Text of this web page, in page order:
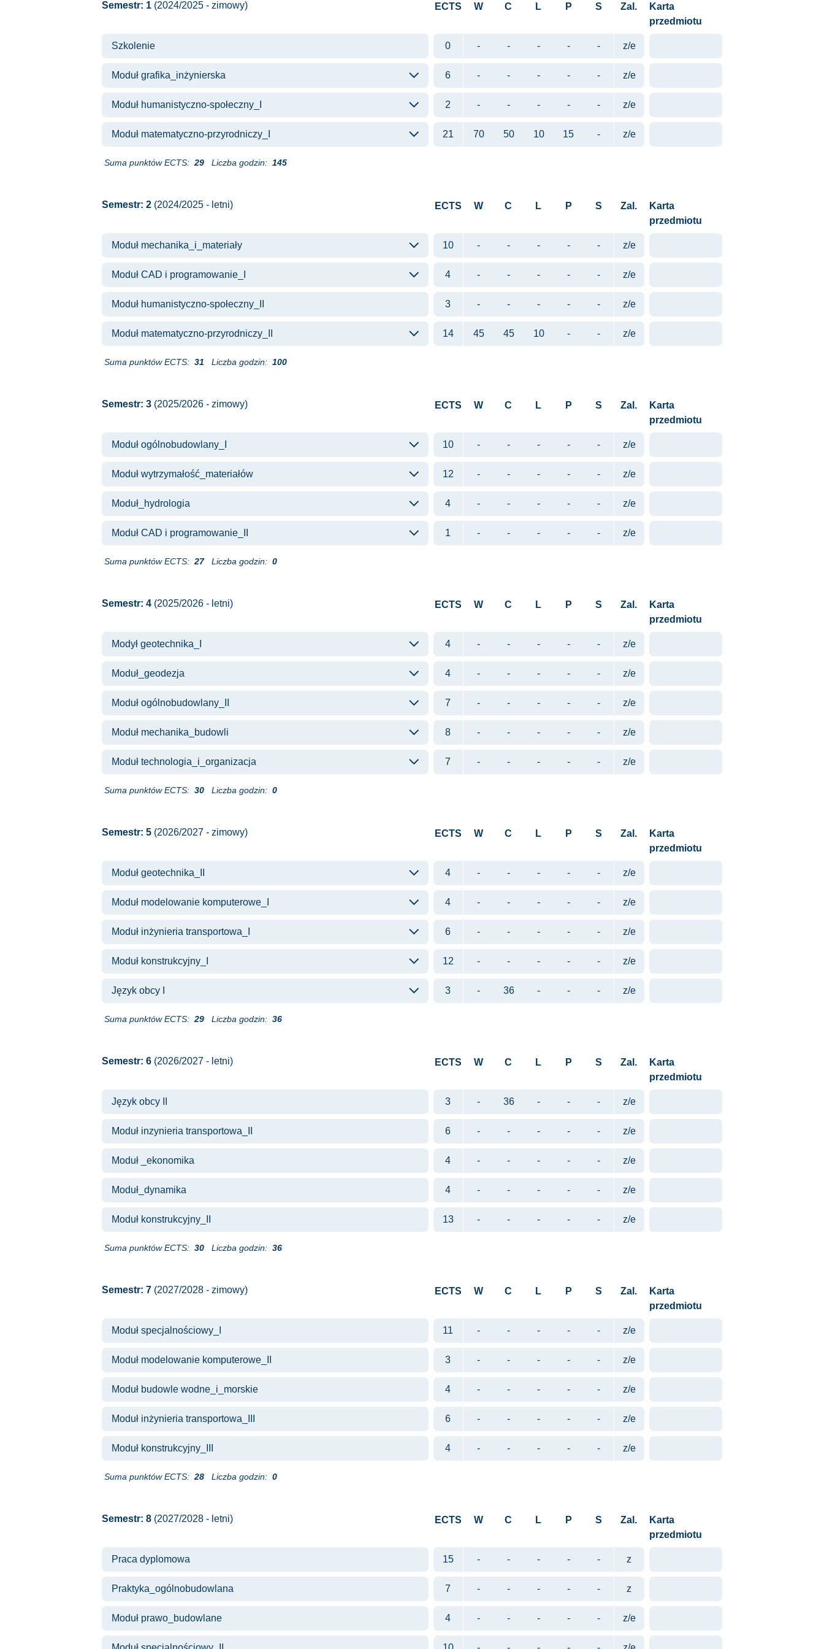
Semestr: 1 (2024/2025 - zimowy) ECTS W C L P S Zal.
Karta
przedmiotu
Szkolenie 0 - - - - - z/e
Moduł grafika_inżynierska 6 - - - - - z/e
Moduł humanistyczno-społeczny_I 2 - - - - - z/e
Moduł matematyczno-przyrodniczy_I 21 70 50 10 15 - z/e
Suma punktów ECTS: 29 Liczba godzin: 145
Semestr: 2 (2024/2025 - letni) ECTS W C L P S Zal.
Karta
przedmiotu
Moduł mechanika_i_materiały 10 - - - - - z/e
Moduł CAD i programowanie_I 4 - - - - - z/e
Moduł humanistyczno-społeczny_II 3 - - - - - z/e
Moduł matematyczno-przyrodniczy_II 14 45 45 10 - - z/e
Suma punktów ECTS: 31 Liczba godzin: 100
Semestr: 3 (2025/2026 - zimowy) ECTS W C L P S Zal.
Karta
przedmiotu
Moduł ogólnobudowlany_I 10 - - - - - z/e
Moduł wytrzymałość_materiałów 12 - - - - - z/e
Moduł_hydrologia 4 - - - - - z/e
Moduł CAD i programowanie_II 1 - - - - - z/e
Suma punktów ECTS: 27 Liczba godzin: 0
Semestr: 4 (2025/2026 - letni) ECTS W C L P S Zal.
Karta
przedmiotu
Modył geotechnika_I 4 - - - - - z/e
Moduł_geodezja 4 - - - - - z/e
Moduł ogólnobudowlany_II 7 - - - - - z/e
Moduł mechanika_budowli 8 - - - - - z/e
Moduł technologia_i_organizacja 7 - - - - - z/e
Suma punktów ECTS: 30 Liczba godzin: 0
Semestr: 5 (2026/2027 - zimowy) ECTS W C L P S Zal.
Karta
przedmiotu
Moduł geotechnika_II 4 - - - - - z/e
Moduł modelowanie komputerowe_I 4 - - - - - z/e
Moduł inżynieria transportowa_I 6 - - - - - z/e
Moduł konstrukcyjny_I 12 - - - - - z/e
Język obcy I 3 - 36 - - - z/e
Suma punktów ECTS: 29 Liczba godzin: 36
Semestr: 6 (2026/2027 - letni) ECTS W C L P S Zal.
Karta
przedmiotu
Język obcy II 3 - 36 - - - z/e
Moduł inzynieria transportowa_II 6 - - - - - z/e
Moduł _ekonomika 4 - - - - - z/e
Moduł_dynamika 4 - - - - - z/e
Moduł konstrukcyjny_II 13 - - - - - z/e
Suma punktów ECTS: 30 Liczba godzin: 36
Semestr: 7 (2027/2028 - zimowy) ECTS W C L P S Zal.
Karta
przedmiotu
Moduł specjalnościowy_I 11 - - - - - z/e
Moduł modelowanie komputerowe_II 3 - - - - - z/e
Moduł budowle wodne_i_morskie 4 - - - - - z/e
Moduł inżynieria transportowa_III 6 - - - - - z/e
Moduł konstrukcyjny_III 4 - - - - - z/e
Suma punktów ECTS: 28 Liczba godzin: 0
Semestr: 8 (2027/2028 - letni) ECTS W C L P S Zal.
Karta
przedmiotu
Praca dyplomowa 15 - - - - - z
Praktyka_ogólnobudowlana 7 - - - - - z
Moduł prawo_budowlane 4 - - - - - z/e